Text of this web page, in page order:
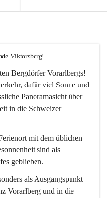
Viktorsberg!
Bergdörfer Vorarlbergs!
dafür viel Sonne und
Panoramasicht über
in die Schweizer
mit dem üblichen
sind als
geblieben.
als Ausgangspunkt
Vorarlberg und in die